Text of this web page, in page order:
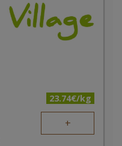
23.74€/kg
+